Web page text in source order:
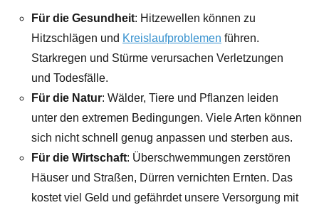
Für die Gesundheit: Hitzewellen können zu
Hitzschlägen und Kreislaufproblemen führen.
Starkregen und Stürme verursachen Verletzungen
und Todesfälle.
Für die Natur: Wälder, Tiere und Pflanzen leiden
unter den extremen Bedingungen. Viele Arten können
sich nicht schnell genug anpassen und sterben aus.
Für die Wirtschaft: Überschwemmungen zerstören
Häuser und Straßen, Dürren vernichten Ernten. Das
kostet viel Geld und gefährdet unsere Versorgung mit